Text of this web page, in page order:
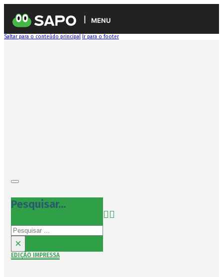
MENU
Saltar para o conteúdo principal Ir para o footer
Pesquisar...
Pesquisar
×
EDIÇÃO IMPRESSA